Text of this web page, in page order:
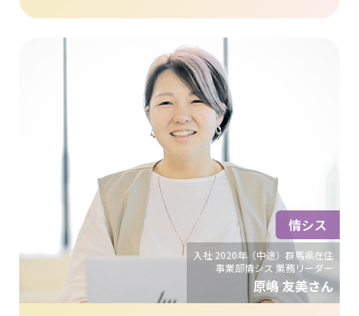
入社 2020年（中途）群馬県在住
事業部情シス 業務リーダー
原嶋 友美さん
情シス